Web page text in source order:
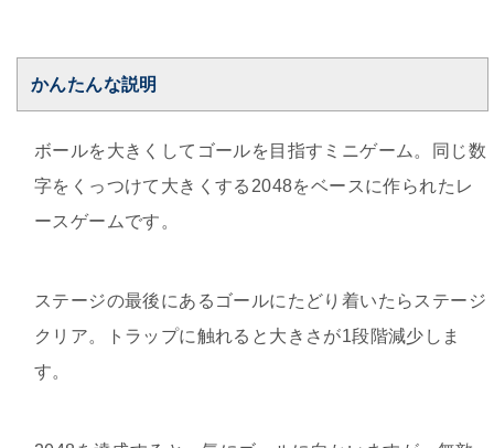
かんたんな説明
ボールを大きくしてゴールを目指すミニゲーム。同じ数
字をくっつけて大きくする2048をベースに作られたレ
ースゲームです。
ステージの最後にあるゴールにたどり着いたらステージ
クリア。トラップに触れると大きさが1段階減少しま
す。